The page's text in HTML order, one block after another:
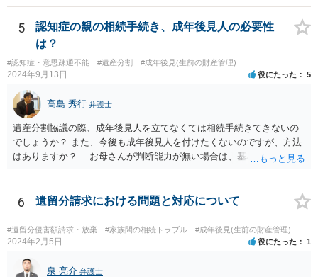
か？ 返せという主張は、取り消し又は無効を認める主張になるので
そのような主張はこちらからしない方がよいと思います。 ④財産分
与が終わったと認識しているのに今更土地の相続をやり直せるのか？
２０００年４月ということだと１９年前の話です。 その当時、成
年後見人に選任されていたのかわかりませんが 成年後見人が選任さ
れていなければ 遺産分割協議は有効の可能性があります。 無効で
も時効取得あるいは消滅時効にかかっている 可能性があります。
弁護士に詳しい事情を説明して面談で相談した方がよいと思いま
す。
5
認知症の親の相続手続き、成年後見人の必要性
は？
#認知症・意思疎通不能 #遺産分割 #成年後見(生前の財産管理)
2024年9月13日 役にたった 5
高島 秀行 弁護士
遺産分割協議の際、成年後見人を立てなくては相続手続きてきないの
でしょうか？ また、今後も成年後見人を付けたくないのですが、方法
はありますか？ お母さんが判断能力が無い場合は、基本的に成年後
立て、お母さんに特別代理人をつけるという方法も考えられますが、
遺産分割だけでなく、その後の取得した遺産の管理もありますので
けるということでは解決できなさそうなので 後見人をつけるよう求め
られると思います。 弁護士に面談で相談された方がよいと思いま
6 遺留分請求における問題と対応について
#遺留分侵害額請求・放棄 #家族間の相続トラブル #成年後見(生前の財産管理)
2024年2月5日 役にたった 1
泉 亮介 弁護士